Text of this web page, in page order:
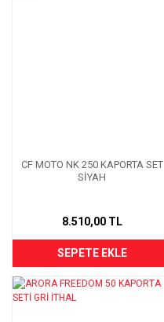
CF MOTO NK 250 KAPORTA SET
SİYAH
8.510,00 TL
SEPETE EKLE